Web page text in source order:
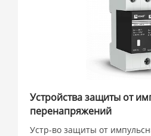
Устройства защиты от
перенапряжений
Устр-во защиты от